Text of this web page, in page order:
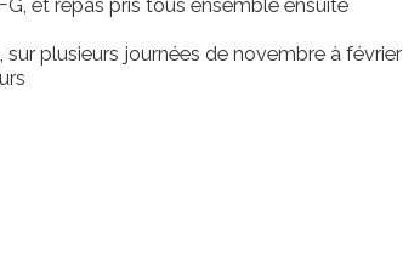
sur plusieurs journées de novembre à février